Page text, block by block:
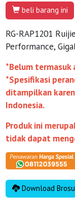
beli barang ini
RG-RAP1201
Performance,
*Belum
*Spesifikasi
ditampilkan
Indonesia.
Produk ini
tidak dapat
Download